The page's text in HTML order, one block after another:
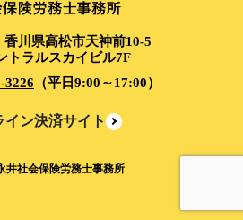
香川県高松市天神前10-5
トラルスカイビル7F
3226 （平日9:00～17:00）
イン決済サイト
井社会保険労務士事務所